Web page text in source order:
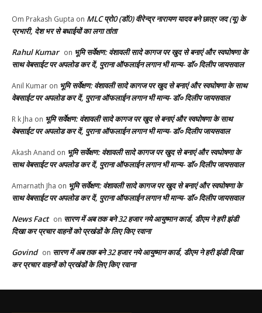
Om Prakash Gupta on MLC प्रो0 (डॉ0) वीरेन्द्र नारायण यादव बने छात्र जद (यू) के
प्रभारी, देश भर से बधाईयों का लगा तांता
Rahul Kumar on भूमि सर्वेक्षण: वंशावली सादे कागज पर खुद से बनाएं और स्वघोषणा के
साथ वेबसाईट पर अपलोड कर दें, पुराना ऑफलाईन लगान भी मान्य- डॉ० दिलीप जायसवाल
Anil Kumar on भूमि सर्वेक्षण: वंशावली सादे कागज पर खुद से बनाएं और स्वघोषणा के साथ
वेबसाईट पर अपलोड कर दें, पुराना ऑफलाईन लगान भी मान्य- डॉ० दिलीप जायसवाल
R k Jha on भूमि सर्वेक्षण: वंशावली सादे कागज पर खुद से बनाएं और स्वघोषणा के साथ
वेबसाईट पर अपलोड कर दें, पुराना ऑफलाईन लगान भी मान्य- डॉ० दिलीप जायसवाल
Akash Anand on भूमि सर्वेक्षण: वंशावली सादे कागज पर खुद से बनाएं और स्वघोषणा के
साथ वेबसाईट पर अपलोड कर दें, पुराना ऑफलाईन लगान भी मान्य- डॉ० दिलीप जायसवाल
Amarnath Jha on भूमि सर्वेक्षण: वंशावली सादे कागज पर खुद से बनाएं और स्वघोषणा के
साथ वेबसाईट पर अपलोड कर दें, पुराना ऑफलाईन लगान भी मान्य- डॉ० दिलीप जायसवाल
News Fact on सारण में अब तक बने 32 हजार नये आयुष्मान कार्ड, डीएम ने हरी झंडी
दिखा कर प्रचार वाहनों को प्रखंडों के लिए किए रवाना
Govind on सारण में अब तक बने 32 हजार नये आयुष्मान कार्ड, डीएम ने हरी झंडी दिखा
कर प्रचार वाहनों को प्रखंडों के लिए किए रवाना